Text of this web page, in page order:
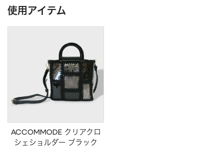
キーホルダー・チャーム
アウトドア
OTHERその他
ALL すべて
使用アイテム
ACCOMMODE クリアクロ
シェショルダー ブラック